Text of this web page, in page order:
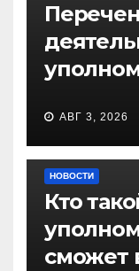
АВГ 3, 2026
НОВОСТИ
Кто
сможет